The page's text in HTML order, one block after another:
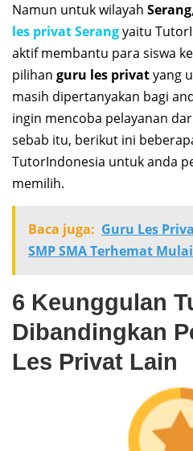
Namun untuk wilayah Serang
les privat Serangyaitu
aktif membantu para siswa
pilihan guru les privatyang
masih dipertanyakan bagi
ingin mencoba pelayanan
sebab itu, berikut ini
TutorIndonesia untuk anda
memilih.
Baca juga: Guru Les
SMP SMA Terhemat
6 Keunggulan
Dibandingkan
Les Privat Lain